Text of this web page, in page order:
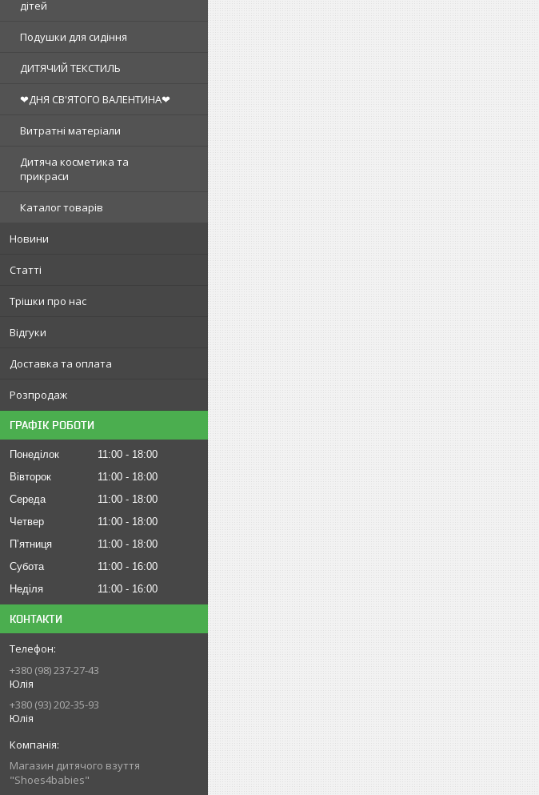
дітей
Подушки для сидіння
ДИТЯЧИЙ ТЕКСТИЛЬ
❤ДНЯ СВ'ЯТОГО ВАЛЕНТИНА❤
Витратні матеріали
Дитяча косметика та
прикраси
Каталог товарів
Новини
Статті
Трішки про нас
Відгуки
Доставка та оплата
Розпродаж
ГРАФІК РОБОТИ
Понеділок 11:00
18:00
Вівторок
11:00
18:00
Середа
11:00
18:00
Четвер
11:00
18:00
Пʼятниця
11:00
18:00
Субота
11:00
16:00
Неділя
11:00 16:00
КОНТАКТИ
+380 (98) 237-27-43
Юлія
+380 (93) 202-35-93
Юлія
Магазин дитячого взуття
"Shoes4babies"